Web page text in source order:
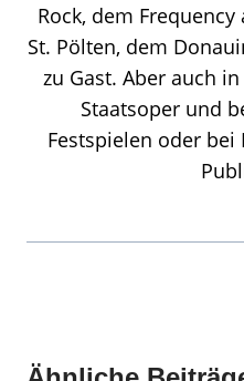
Rock, dem
St. Pölten, dem
zu Gast. Aber auch
Staatsoper und
Festspielen oder